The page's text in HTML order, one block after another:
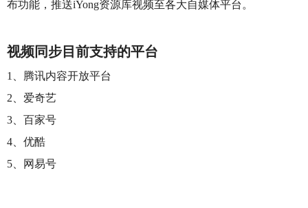
布功能，推送iYong资源库视频至各大自媒体平台。
视频同步目前支持的平台
1、腾讯内容开放平台
2、爱奇艺
3、百家号
4、优酷
5、网易号